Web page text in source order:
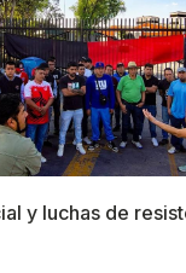
y luchas de